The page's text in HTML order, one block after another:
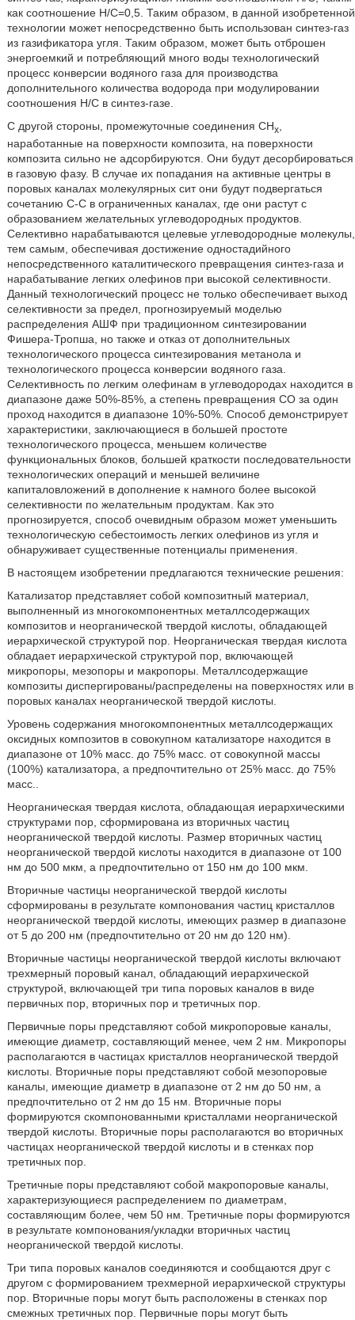
как соотношение Н/С=0,5. Таким образом, в данной изобретенной
технологии может непосредственно быть использован синтез-газ
из газификатора угля. Таким образом, может быть отброшен
энергоемкий и потребляющий много воды технологический
процесс конверсии водяного газа для производства
дополнительного количества водорода при модулировании
соотношения Н/С в синтез-газе.
С другой стороны, промежуточные соединения СНх,
наработанные на поверхности композита, на поверхности
композита сильно не адсорбируются. Они будут десорбироваться
в газовую фазу. В случае их попадания на активные центры в
поровых каналах молекулярных сит они будут подвергаться
сочетанию С-С в ограниченных каналах, где они растут с
образованием желательных углеводородных продуктов.
Селективно нарабатываются целевые углеводородные молекулы,
тем самым, обеспечивая достижение одностадийного
непосредственного каталитического превращения синтез-газа и
нарабатывание легких олефинов при высокой селективности.
Данный технологический процесс не только обеспечивает выход
селективности за предел, прогнозируемый моделью
распределения АШФ при традиционном синтезировании
Фишера-Тропша, но также и отказ от дополнительных
технологического процесса синтезирования метанола и
технологического процесса конверсии водяного газа.
Селективность по легким олефинам в углеводородах находится в
диапазоне даже 50%-85%, а степень превращения СО за один
проход находится в диапазоне 10%-50%. Способ демонстрирует
характеристики, заключающиеся в большей простоте
технологического процесса, меньшем количестве
функциональных блоков, большей краткости последовательности
технологических операций и меньшей величине
капиталовложений в дополнение к намного более высокой
селективности по желательным продуктам. Как это
прогнозируется, способ очевидным образом может уменьшить
технологическую себестоимость легких олефинов из угля и
обнаруживает существенные потенциалы применения.
В настоящем изобретении предлагаются технические решения:
Катализатор представляет собой композитный материал,
выполненный из многокомпонентных металлсодержащих
композитов и неорганической твердой кислоты, обладающей
иерархической структурой пор. Неорганическая твердая кислота
обладает иерархической структурой пор, включающей
микропоры, мезопоры и макропоры. Металлсодержащие
композиты диспергированы/распределены на поверхностях или в
поровых каналах неорганической твердой кислоты.
Уровень содержания многокомпонентных металлсодержащих
оксидных композитов в совокупном катализаторе находится в
диапазоне от 10% масс. до 75% масс. от совокупной массы
(100%) катализатора, а предпочтительно от 25% масс. до 75%
масс..
Неорганическая твердая кислота, обладающая иерархическими
структурами пор, сформирована из вторичных частиц
неорганической твердой кислоты. Размер вторичных частиц
неорганической твердой кислоты находится в диапазоне от 100
нм до 500 мкм, а предпочтительно от 150 нм до 100 мкм.
Вторичные частицы неорганической твердой кислоты
сформированы в результате компонования частиц кристаллов
неорганической твердой кислоты, имеющих размер в диапазоне
от 5 до 200 нм (предпочтительно от 20 нм до 120 нм).
Вторичные частицы неорганической твердой кислоты включают
трехмерный поровый канал, обладающий иерархической
структурой, включающей три типа поровых каналов в виде
первичных пор, вторичных пор и третичных пор.
Первичные поры представляют собой микропоровые каналы,
имеющие диаметр, составляющий менее, чем 2 нм. Микропоры
располагаются в частицах кристаллов неорганической твердой
кислоты. Вторичные поры представляют собой мезопоровые
каналы, имеющие диаметр в диапазоне от 2 нм до 50 нм, а
предпочтительно от 2 нм до 15 нм. Вторичные поры
формируются скомпонованными кристаллами неорганической
твердой кислоты. Вторичные поры располагаются во вторичных
частицах неорганической твердой кислоты и в стенках пор
третичных пор.
Третичные поры представляют собой макропоровые каналы,
характеризующиеся распределением по диаметрам,
составляющим более, чем 50 нм. Третичные поры формируются
в результате компонования/укладки вторичных частиц
неорганической твердой кислоты.
Три типа поровых каналов соединяются и сообщаются друг с
другом с формированием трехмерной иерархической структуры
пор. Вторичные поры могут быть расположены в стенках пор
смежных третичных пор. Первичные поры могут быть